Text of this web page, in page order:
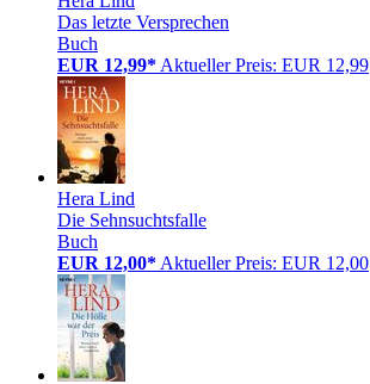
Das letzte Versprechen
Buch
EUR 12,99* Aktueller Preis: EUR 12,99
Hera Lind
Die Sehnsuchtsfalle
Buch
EUR 12,00* Aktueller Preis: EUR 12,00